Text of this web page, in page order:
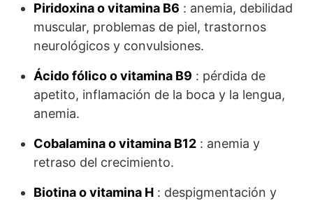
Piridoxina o vitamina B6 : anemia, debilidad
muscular, problemas de piel, trastornos
neurológicos y convulsiones.
Ácido fólico o vitamina B9 : pérdida de
apetito, inflamación de la boca y la lengua,
anemia.
Cobalamina o vitamina B12 : anemia y
retraso del crecimiento.
Biotina o vitamina H : despigmentación y